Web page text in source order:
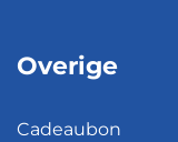
Overige
Cadeaubon